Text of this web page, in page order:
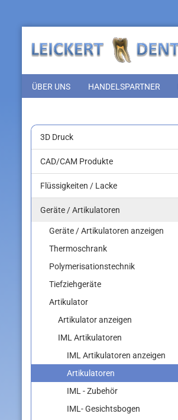
ÜBER UNS HANDELSPARTNER
3D Druck
CAD/CAM Produkte
Flüssigkeiten / Lacke
Geräte / Artikulatoren
Geräte / Artikulatoren anzeigen
Thermoschrank
Polymerisationstechnik
Tiefziehgeräte
Artikulator
Artikulator anzeigen
IML Artikulatoren
IML Artikulatoren anzeigen
Artikulatoren
IML - Zubehör
IML- Gesichtsbogen